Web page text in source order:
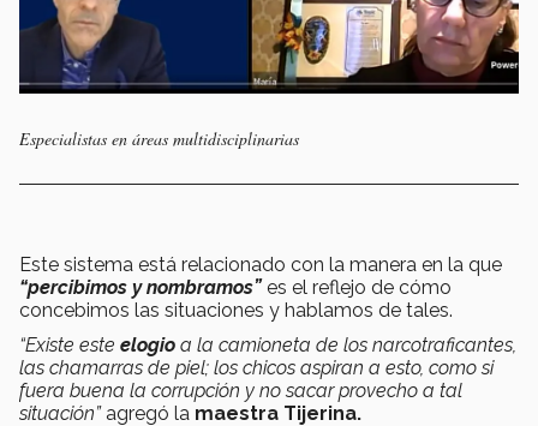
Especialistas en áreas multidisciplinarias
Este sistema está relacionado con la manera en la que
“percibimos y nombramos”es el reflejo de cómo
concebimos las situaciones y hablamos de tales.
“Existe este elogio a la camioneta de los narcotraficantes,
las chamarras de piel; los chicos aspiran a esto, como si
fuera buena la corrupción y no sacar provecho a tal
situación”agregó la maestra Tijerina.